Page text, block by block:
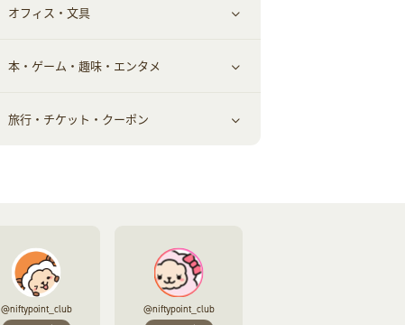
脱毛用品
美容食品
日用品・薬局・からだ
お役立ち
生活雑貨・家具インテリア
赤ちゃん・こども・マタニティ
ギフト・贈答品
フラワー
すべて見る
習い事・学習・学校
オフィス・文具
すべて見る
オフィス・文具
本・ゲーム・趣味・エンタメ
すべて見る
本
旅行・チケット・クーポン
チケット・クーポン・チラシ
@niftypoint_club @niftypoint_club